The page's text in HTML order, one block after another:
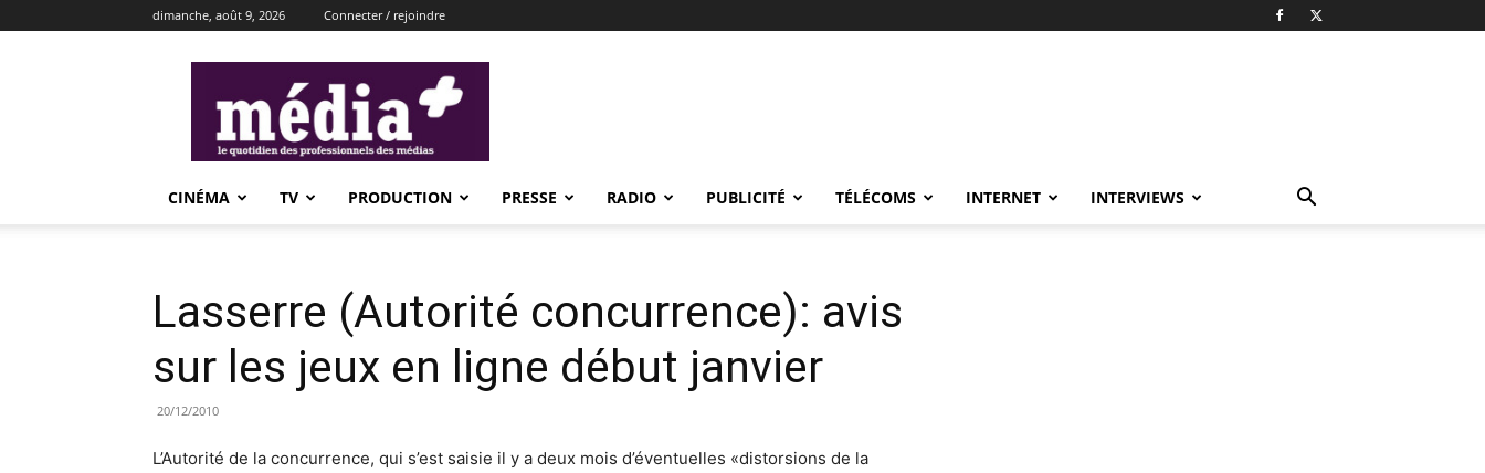
dimanche, août 9, 2026 Connecter / rejoindre
CINÉMA TV PRODUCTION PRESSE RADIO PUBLICITÉ TÉLÉCOMS INTERNET INTERVIEWS
Lasserre (Autorité concurrence): avis
sur les jeux en ligne début janvier
20/12/2010
L’Autorité de la concurrence, qui s’est saisie il y a deux mois d’éventuelles «distorsions de la